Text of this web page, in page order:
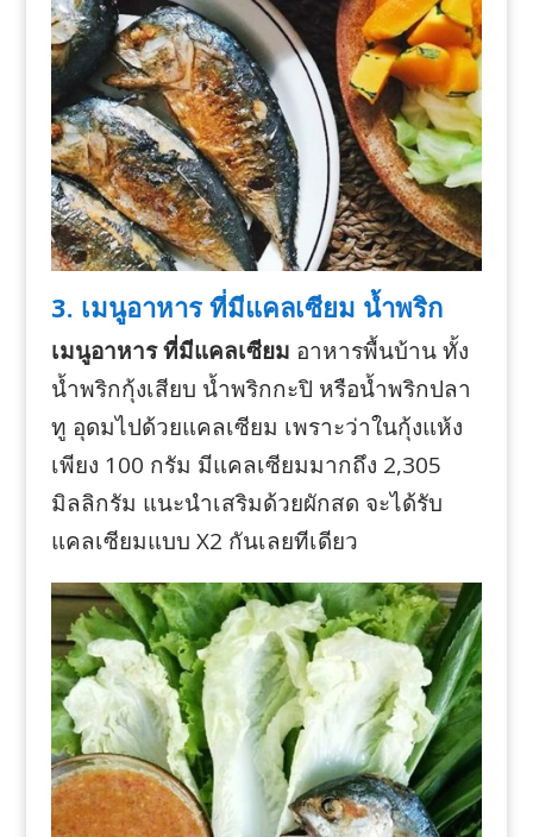
3. เมนูอาหาร ที่มีแคลเซียม น้ำพริก
เมนูอาหาร ที่มีแคลเซียม อาหารพื้นบ้าน ทั้ง
น้ำพริกกุ้งเสียบ น้ำพริกกะปิ หรือน้ำพริกปลา
ทู อุดมไปด้วยแคลเซียม เพราะว่าในกุ้งแห้ง
เพียง 100 กรัม มีแคลเซียมมากถึง 2,305
มิลลิกรัม แนะนำเสริมด้วยผักสด จะได้รับ
แคลเซียมแบบ X2 กันเลยทีเดียว